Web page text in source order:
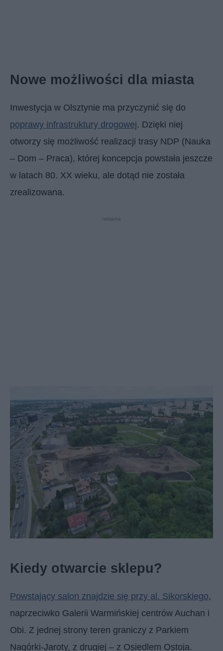
Nowe możliwości dla miasta
Inwestycja w Olsztynie ma przyczynić się do
poprawy infrastruktury drogowej. Dzięki niej
otworzy się możliwość realizacji trasy NDP (Nauka
– Dom – Praca), której koncepcja powstała jeszcze
w latach 80. XX wieku, ale dotąd nie została
zrealizowana.
reklama
Kiedy otwarcie sklepu?
Powstający salon znajdzie się przy al. Sikorskiego,
naprzeciwko Galerii Warmińskiej centrów Auchan i
Obi. Z jednej strony teren graniczy z Parkiem
Nagórki-Jaroty, z drugiej – z Osiedlem Ostoja.